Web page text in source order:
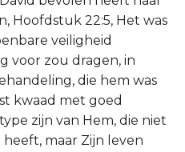
Hoofdstuk 22:5, Het was
veiligheid
voor zou dragen, in
die hem was
kwaad met goed
zijn van Hem, die niet
maar Zijn leven